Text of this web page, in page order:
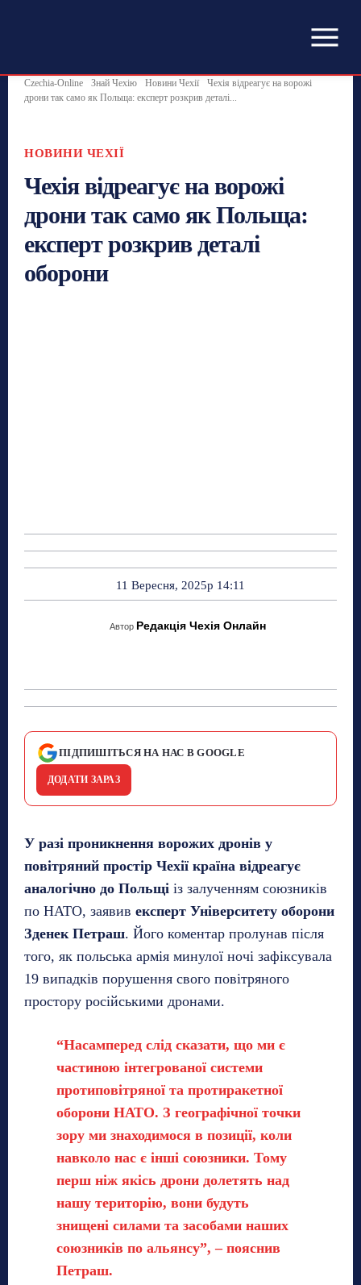
Czechia-Online Знай Чехію Новини Чехії
Чехія відреагує на ворожі
дрони так само як Польща: експерт розкрив деталі...
НОВИНИ ЧЕХІЇ
Чехія відреагує на ворожі
дрони так само як Польща:
експерт розкрив деталі
оборони
11 Вересня, 2025р 14:11
Автор Редакція Чехія Онлайн
ПІДПИШІТЬСЯ НА НАС В GOOGLE
ДОДАТИ ЗАРАЗ
У разі проникнення ворожих дронів у
повітряний простір Чехії країна відреагує
аналогічно до Польщі із залученням союзників
по НАТО, заявив експерт Університету оборони
Зденек Петраш. Його коментар пролунав після
того, як польська армія минулої ночі зафіксувала
19 випадків порушення свого повітряного
простору російськими дронами.
“Насамперед слід сказати, що ми є
частиною інтегрованої системи
протиповітряної та протиракетної
оборони НАТО. З географічної точки
зору ми знаходимося в позиції, коли
навколо нас є інші союзники. Тому
перш ніж якісь дрони долетять над
нашу територію, вони будуть
знищені силами та засобами наших
союзників по альянсу”, – пояснив
Петраш.